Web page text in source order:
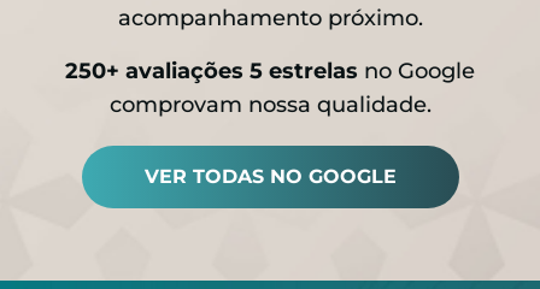
acompanhamento próximo.
250+ avaliações 5 estrelas no Google
comprovam nossa qualidade.
VER TODAS NO GOOGLE